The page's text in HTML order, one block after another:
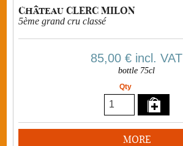
Château CLERC MILON
5ème grand cru classé
85,00 € incl. VAT
bottle 75cl
Qty
MORE